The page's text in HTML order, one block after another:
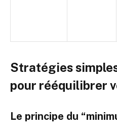
Stratégies
pour rééquilibrer
Le principe du